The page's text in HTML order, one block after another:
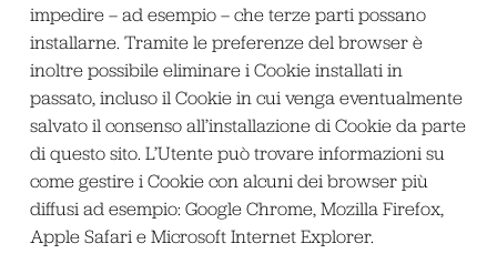
impedire – ad esempio – che terze parti possano
installarne. Tramite le preferenze del browser è
inoltre possibile eliminare i Cookie installati in
passato, incluso il Cookie in cui venga eventualmente
salvato il consenso all’installazione di Cookie da parte
di questo sito. L’Utente può trovare informazioni su
come gestire i Cookie con alcuni dei browser più
diffusi ad esempio: Google Chrome, Mozilla Firefox,
Apple Safari e Microsoft Internet Explorer.